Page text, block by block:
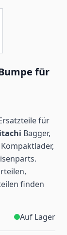
für
für
Bagger,
finden
Auf Lager